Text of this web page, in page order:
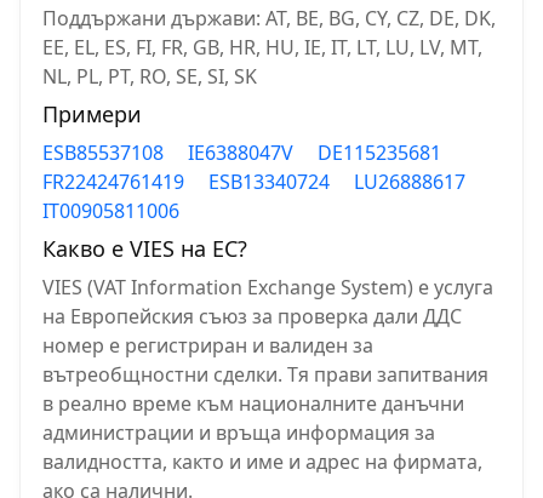
Поддържани държави: AT, BE, BG, CY, CZ, DE, DK,
EE, EL, ES, FI, FR, GB, HR, HU, IE, IT, LT, LU, LV, MT,
NL, PL, PT, RO, SE, SI, SK
Примери
ESB85537108 IE6388047V
DE115235681
FR22424761419
ESB13340724
LU26888617
IT00905811006
Какво е VIES на ЕС?
VIES (VAT Information Exchange System) е услуга
на Европейския съюз за проверка дали ДДС
номер е регистриран и валиден за
вътреобщностни сделки. Тя прави запитвания
в реално време към националните данъчни
администрации и връща информация за
валидността, както и име и адрес на фирмата,
ако са налични.